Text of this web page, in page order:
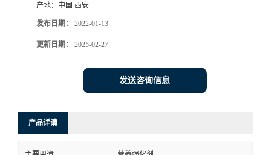
产地： 中国 西安
发布日期： 2022-01-13
更新日期： 2025-02-27
发送咨询信息
产品详请